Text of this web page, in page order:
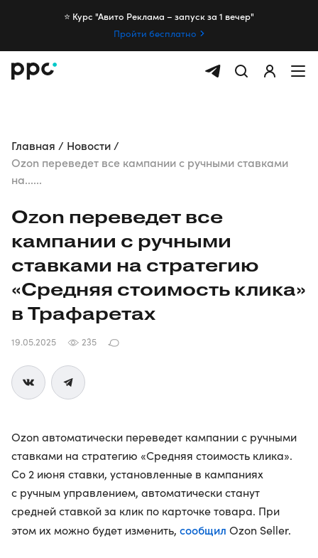
⭐️ Курс "Авито Реклама – запуск за 1 вечер"
Пройти бесплатно
Главная
Новости
Ozon переведет все кампании с ручными ставками
на......
Ozon переведет все
кампании с ручными
ставками на стратегию
«Средняя стоимость клика»
в Трафаретах
19.05.2025 235
Ozon автоматически переведет кампании с ручными
ставками на стратегию «Средняя стоимость клика».
Со 2 июня ставки, установленные в кампаниях
с ручным управлением, автоматически станут
средней ставкой за клик по карточке товара. При
этом их можно будет изменить, сообщил Ozon Seller.